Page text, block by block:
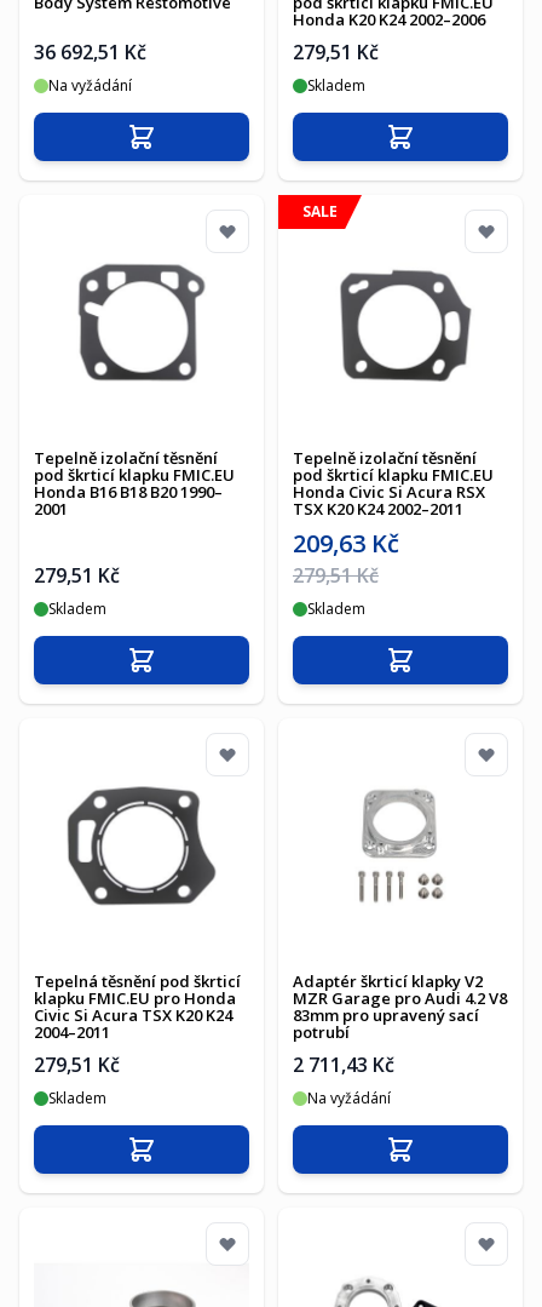
36 692,51 Kč
Na vyžádání
Přidat do košíku
Honda K20 K24 2002–2006
279,51 Kč
Skladem
Přidat do košíku
Tepelně izolační těsnění
pod škrticí klapku FMIC.EU
Honda B16 B18 B20 1990–
2001
279,51 Kč
Skladem
Přidat do košíku
SALE
Tepelně izolační těsnění
pod škrticí klapku FMIC.EU
Honda Civic Si Acura RSX
TSX K20 K24 2002–2011
Akční cena
209,63 Kč
Běžná cena
279,51 Kč
Skladem
Přidat do košíku
Tepelná těsnění pod škrticí
klapku FMIC.EU pro Honda
Civic Si Acura TSX K20 K24
2004–2011
279,51 Kč
Skladem
Přidat do košíku
Adaptér škrticí klapky V2
MZR Garage pro Audi 4.2 V8
83mm pro upravený sací
potrubí
2 711,43 Kč
Na vyžádání
Přidat do košíku